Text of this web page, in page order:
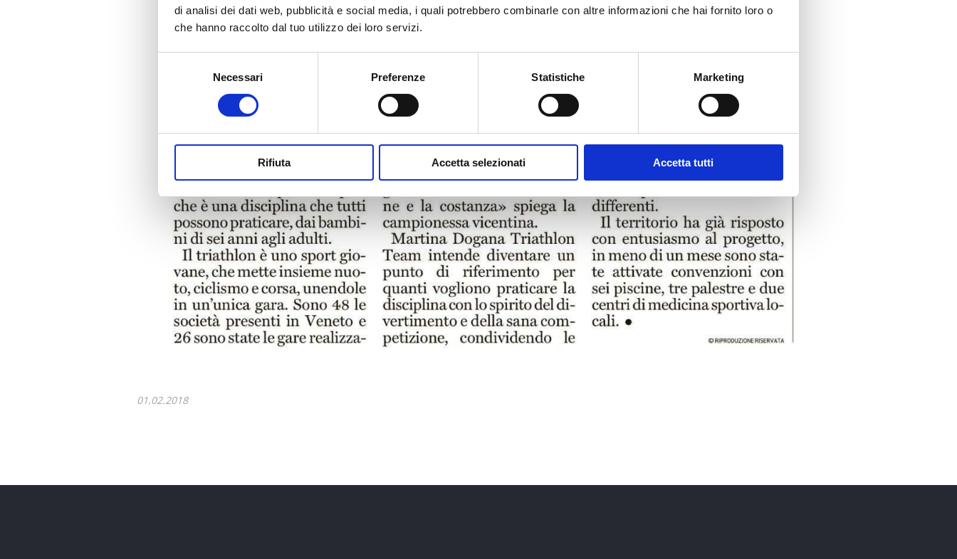
di analisi dei dati web, pubblicità e social media, i quali potrebbero combinarle con altre informazioni che hai fornito loro o
che hanno raccolto dal tuo utilizzo dei loro servizi.
Necessari Preferenze Statistiche Marketing
Rifiuta Accetta selezionati Accetta tutti
01.02.2018